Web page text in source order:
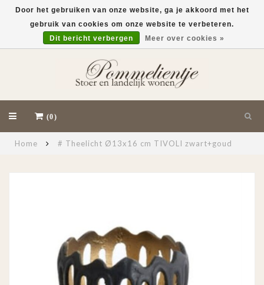
(0)
Home # Theelicht Ø13x16 cm TIVOLI zwart+goud
Door het gebruiken van onze website, ga je akkoord met het
gebruik van cookies om onze website te verbeteren.
Dit bericht verbergen
Meer over cookies »